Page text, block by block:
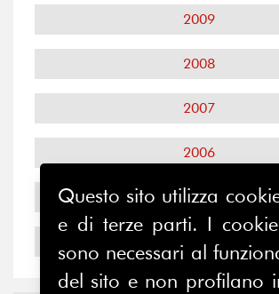
2009
2008
2007
2006
2005
2004
Questo sito utilizza
e di terze parti. I
sono necessari al
del sito e non profilano